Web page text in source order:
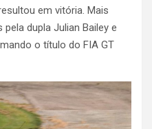
em vitória. Mais
dupla Julian Bailey e
o título do FIA GT